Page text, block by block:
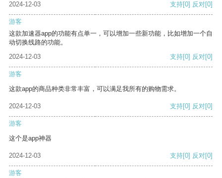
2024-12-03 支持[0] 反对[0]
游客
这款加速器app的功能有点单一，可以增加一些新功能，比如增加一个自
动切换线路的功能。
2024-12-03
支持[0] 反对[0]
游客
这款app的商品种类非常丰富，可以满足我所有的购物需求。
2024-12-03 支持[0] 反对[0]
游客
这个是app神器
2024-12-03 支持[0] 反对[0]
游客